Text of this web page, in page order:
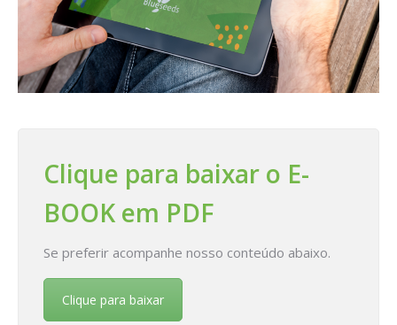
Clique para baixar o E-
BOOK em PDF
Se preferir acompanhe nosso conteúdo abaixo.
Clique para baixar